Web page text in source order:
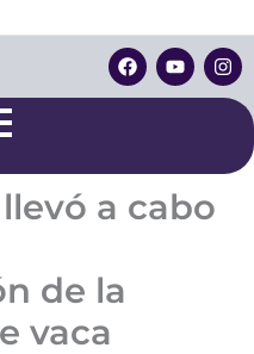
F
a
c
o
Y
o
u
e
I
n
s
r
a cabo
de la
vaca